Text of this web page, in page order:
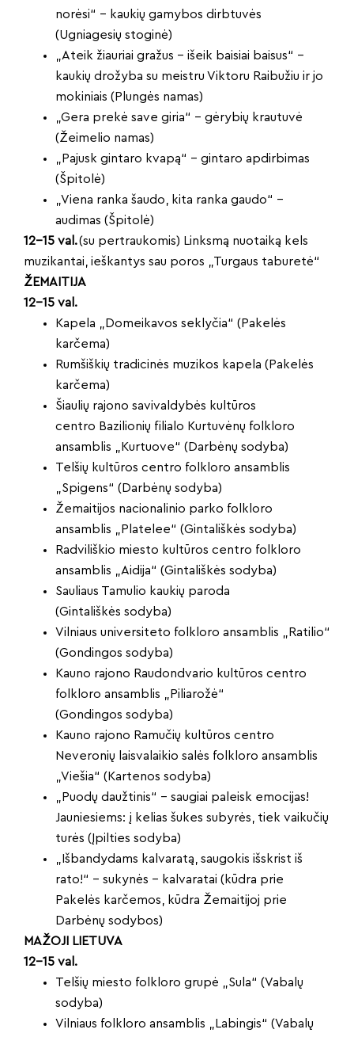
norėsi“ – kaukių gamybos dirbtuvės
(Ugniagesių stoginė)
„Ateik žiauriai gražus – išeik baisiai baisus“ –
kaukių drožyba su meistru Viktoru Raibužiu ir jo
mokiniais (Plungės namas)
„Gera prekė save giria“ – gėrybių krautuvė
(Žeimelio namas)
„Pajusk gintaro kvapą“ – gintaro apdirbimas
(Špitolė)
„Viena ranka šaudo, kita ranka gaudo“ –
audimas (Špitolė)
12–15 val.(su pertraukomis) Linksmą nuotaiką kels
muzikantai, ieškantys sau poros „Turgaus taburetė“
ŽEMAITIJA
12–15 val.
Kapela „Domeikavos seklyčia“ (Pakelės
karčema)
Rumšiškių tradicinės muzikos kapela (Pakelės
karčema)
Šiaulių rajono savivaldybės kultūros
centro Bazilionių filialo Kurtuvėnų folkloro
ansamblis „Kurtuove“ (Darbėnų sodyba)
Telšių kultūros centro folkloro ansamblis
„Spigens“ (Darbėnų sodyba)
Žemaitijos nacionalinio parko folkloro
ansamblis „Platelee“ (Gintališkės sodyba)
Radviliškio miesto kultūros centro folkloro
ansamblis „Aidija“ (Gintališkės sodyba)
Sauliaus Tamulio kaukių paroda
(Gintališkės sodyba)
Vilniaus universiteto folkloro ansamblis „Ratilio“
(Gondingos sodyba)
Kauno rajono Raudondvario kultūros centro
folkloro ansamblis „Piliarožė“
(Gondingos sodyba)
Kauno rajono Ramučių kultūros centro
Neveronių laisvalaikio salės folkloro ansamblis
„Viešia“ (Kartenos sodyba)
„Puodų daužtinis“ – saugiai paleisk emocijas!
Jauniesiems: į kelias šukes subyrės, tiek vaikučių
turės (Įpilties sodyba)
„Išbandydams kalvaratą, saugokis išskrist iš
rato!“ – sukynės – kalvaratai (kūdra prie
Pakelės karčemos, kūdra Žemaitijoj prie
Darbėnų sodybos)
MAŽOJI LIETUVA
12–15 val.
Telšių miesto folkloro grupė „Sula“ (Vabalų
sodyba)
Vilniaus folkloro ansamblis „Labingis“ (Vabalų